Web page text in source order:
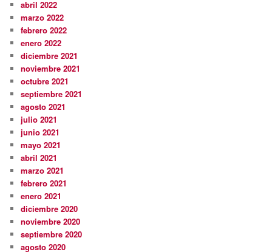
abril 2022
marzo 2022
febrero 2022
enero 2022
diciembre 2021
noviembre 2021
octubre 2021
septiembre 2021
agosto 2021
julio 2021
junio 2021
mayo 2021
abril 2021
marzo 2021
febrero 2021
enero 2021
diciembre 2020
noviembre 2020
septiembre 2020
agosto 2020